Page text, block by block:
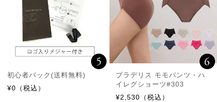
初心者パック(送料無料)
¥0（税込）
ブラデリス モモパンツ・ハ
イレグショーツ#303
¥2,530（税込）